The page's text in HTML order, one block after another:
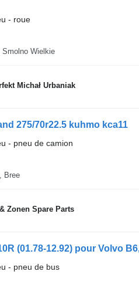
- roue
Smolno Wielkie
Michał Urbaniak
275/70r22.5 kuhmo kca11
- pneu de camion
Bree
Zonen Spare Parts
(01.78-12.92) pour Volvo
- pneu de bus